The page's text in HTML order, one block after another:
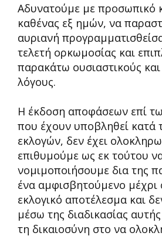
Αδυνατούμε με προσωπικό
καθένας εξ ημών, να
αυριανή
τελετή ορκωμοσίας και
παρακάτω ουσιαστικούς
λόγους.
Η έκδοση αποφάσεων επί
που έχουν υποβληθεί κατά
εκλογών, δεν έχει
επιθυμούμε ως εκ τούτου
νομιμοποιήσουμε δια της
ένα αμφισβητούμενο μέχρι
εκλογικό αποτέλεσμα και
μέσω της διαδικασίας
τη δικαιοσύνη στο να